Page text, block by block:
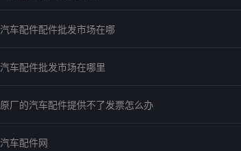
汽车配件配件批发市场在哪
汽车配件批发市场在哪里
原厂的汽车配件提供不了发票怎么办
汽车配件网